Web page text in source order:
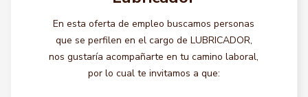
En esta oferta de empleo buscamos personas
que se perfilen en el cargo de LUBRICADOR,
nos gustaría acompañarte en tu camino laboral,
por lo cual te invitamos a que: